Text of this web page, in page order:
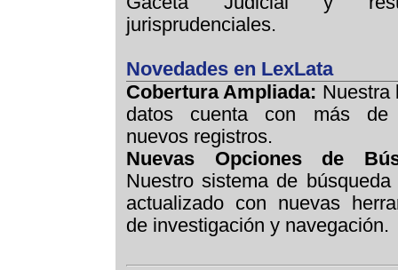
jurisprudenciales.
Novedades en LexLata
Cobertura Ampliada: Nuestra
datos cuenta con más de
nuevos registros.
Nuevas Opciones de
Nuestro sistema de
actualizado con nuevas
de investigación y navegación.